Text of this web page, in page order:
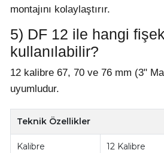
montajını kolaylaştırır.
5) DF 12 ile hangi
kullanılabilir?
12 kalibre 67, 70 ve 76 mm (3"
uyumludur.
Teknik Özellikler
Kalibre 12 Kalibre